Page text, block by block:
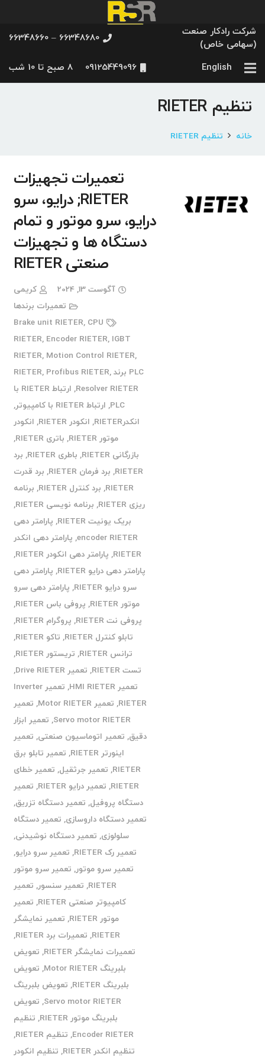
شرکت رادکار صنعت
(سهامی خاص)
66348680 – 66348660
English
09125449096 8 صبح تا 10 شب
تنظیم RIETER
خانه تنظیم RIETER
تعمیرات تجهیزات
RIETER; درایو، سرو
درایو، سرو موتور و تمام
دستگاه ها و تجهیزات
صنعتی RIETER
آگوست 13, 2024
کریمی
تعمیرات برندها
Brake unit RIETER, CPU
RIETER, Encoder RIETER, IGBT
RIETER, Motion Control RIETER,
PLC برند RIETER
, Profibus RIETER,
Resolver RIETER
,
ارتباط RIETER با
PLC
, ارتباط RIETER با کامپیوتر
,
انکدرRIETER
, انکودر RIETER , انکودر
موتور RIETER
, باتری RIETER
,
بازرگانی RIETER
, باطری RIETER , برد
RIETER
, برد فرمان RIETER , برد قدرت
RIETER
, برد کنترل RIETER , برنامه
ریزی RIETER
, برنامه نویسی RIETER
,
بریک یونیت RIETER
, پارامتر دهی
encoder RIETER
, پارامتر دهی انکدر
RIETER
, پارامتر دهی انکودر RIETER
,
پارامتر دهی درایو RIETER
, پارامتر دهی
سرو درایو RIETER
, پارامتر دهی سرو
موتور RIETER
, پروفی باس RIETER
,
پروفی نت RIETER
, پروگرام RIETER
,
تابلو کنترل RIETER
, تاکو RIETER
,
ترانس RIETER
, تریستور RIETER
,
تست RIETER
, تعمیر Drive RIETER
,
تعمیر HMI RIETER
,
تعمیر Inverter
RIETER
, تعمیر Motor RIETER , تعمیر
Servo motor RIETER
, تعمیر ابزار
دقیق, تعمیر اتوماسیون صنعتی, تعمیر
اینورتر RIETER
, تعمیر تابلو برق
RIETER
, تعمیر جرثقیل, تعمیر خطای
RIETER
, تعمیر درایو RIETER , تعمیر
دستگاه پروفیل, تعمیر دستگاه تزریق,
تعمیر دستگاه داروسازی, تعمیر دستگاه
سلولوزی, تعمیر دستگاه نوشیدنی,
تعمیر رک RIETER
, تعمیر سرو درایو,
تعمیر سرو موتور, تعمیر سرو موتور
RIETER
, تعمیر سنسور, تعمیر
کامپیوتر صنعتی RIETER
, تعمیر
موتور RIETER
, تعمیر نمایشگر
RIETER
, تعمیرات برد RIETER
,
تعمیرات نمایشگر RIETER
, تعویض
بلبرینگ Motor RIETER
, تعویض
بلبرینگ RIETER
, تعویض بلبرینگ
Servo motor RIETER
, تعویض
بلبرینگ موتور RIETER
, تنظیم
Encoder RIETER
, تنظیم RIETER
,
تنظیم انکدر RIETER
, تنظیم انکودر